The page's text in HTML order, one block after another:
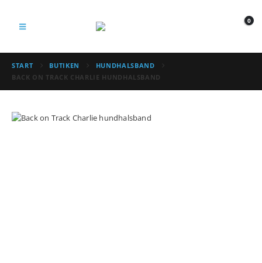
0
START BUTIKEN
HUNDHALSBAND
BACK ON TRACK CHARLIE HUNDHALSBAND